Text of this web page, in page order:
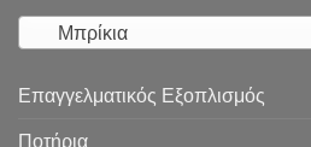
Μπρίκια
Επαγγελματικός Εξοπλισμός
Ποτήρια